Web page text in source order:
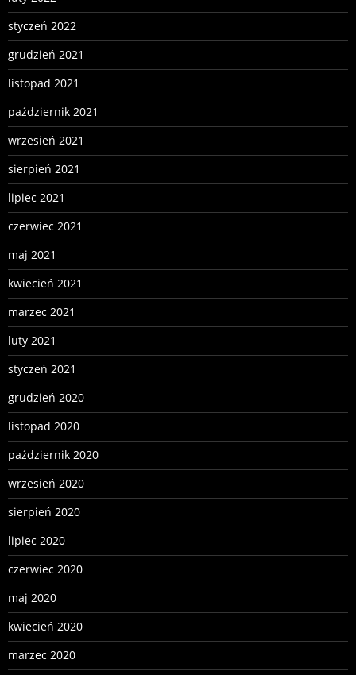
styczeń 2022
grudzień 2021
listopad 2021
październik 2021
wrzesień 2021
sierpień 2021
lipiec 2021
czerwiec 2021
maj 2021
kwiecień 2021
marzec 2021
luty 2021
styczeń 2021
grudzień 2020
listopad 2020
październik 2020
wrzesień 2020
sierpień 2020
lipiec 2020
czerwiec 2020
maj 2020
kwiecień 2020
marzec 2020